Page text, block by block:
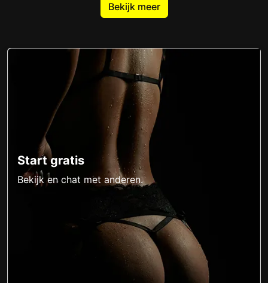
Bekijk meer
Start gratis
Bekijk en chat met anderen.